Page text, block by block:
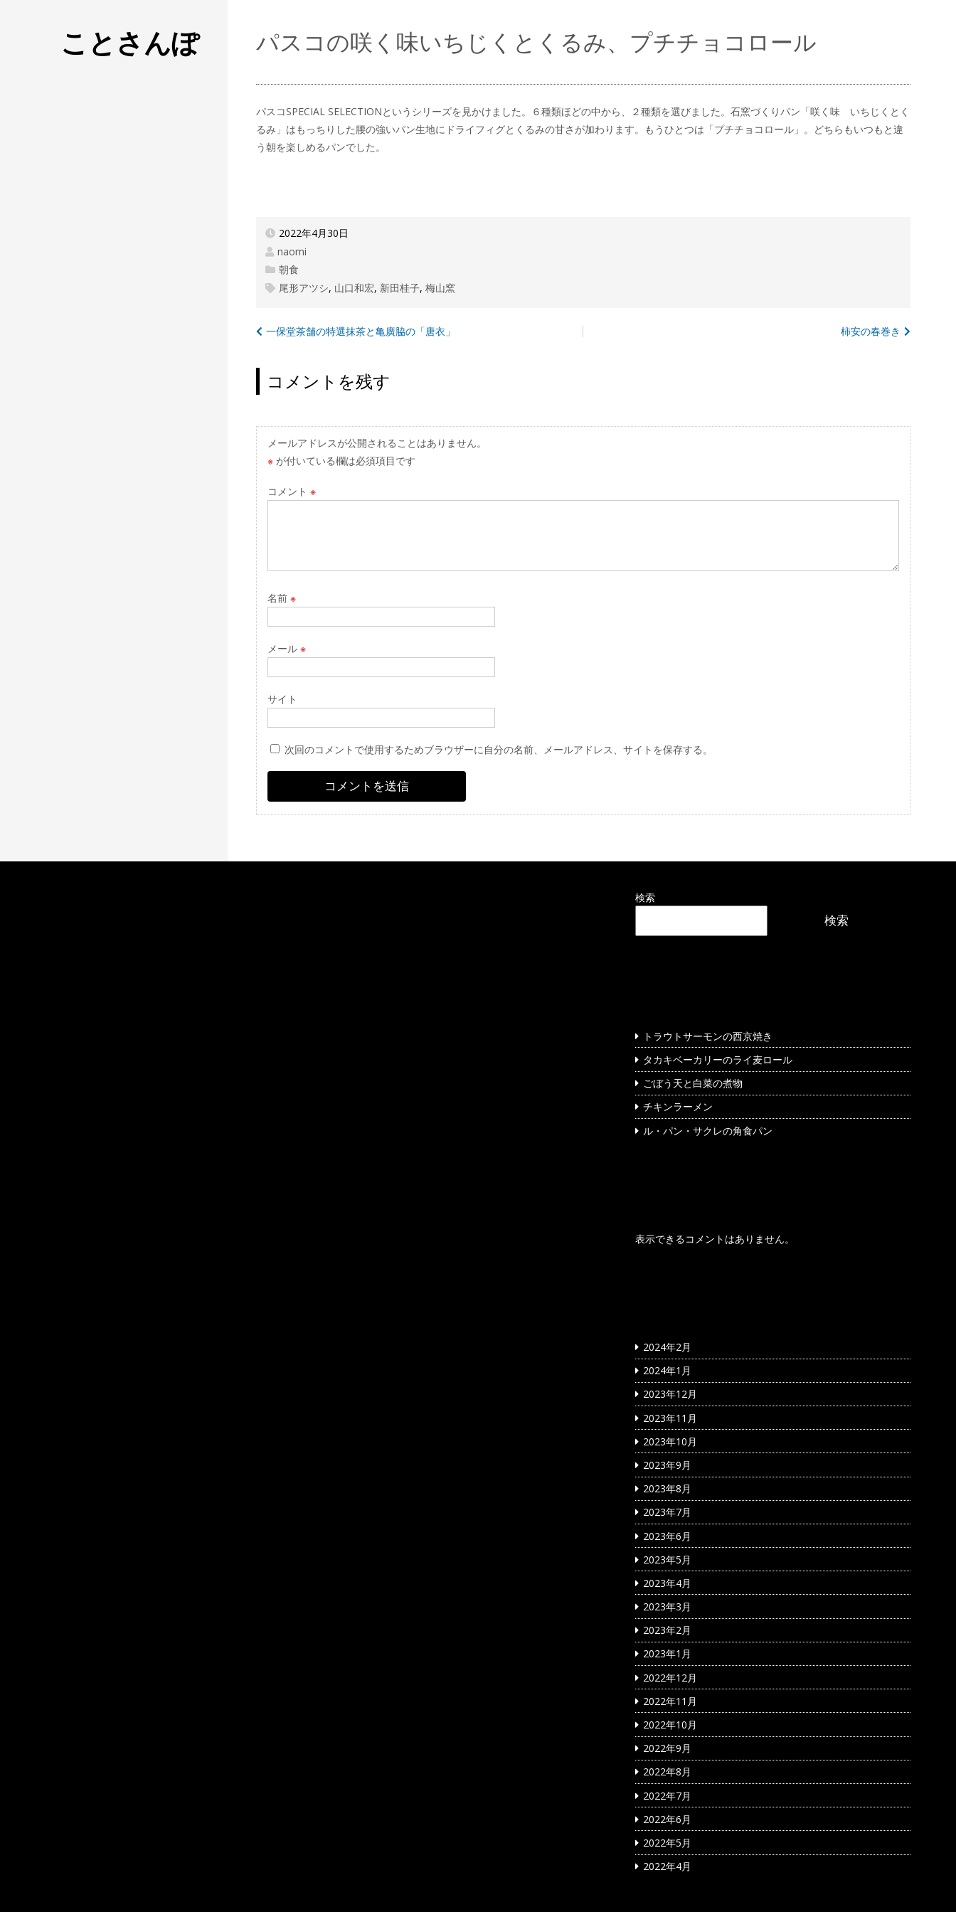
ことさんぽ パスコの咲く味いちじくとくるみ、プチチョコロール
パスコSPECIAL SELECTIONというシリーズを見かけました。６種類ほどの中から、２種類を選びました。石窯づくりパン「咲く味 いちじくとく
るみ」はもっちりした腰の強いパン生地にドライフィグとくるみの甘さが加わります。もうひとつは「プチチョコロール」。どちらもいつもと違
う朝を楽しめるパンでした。
2022年4月30日
naomi
朝食
尾形アツシ, 山口和宏, 新田桂子,梅山窯
投
ナ
ビ
ゲ
ー
シ
ョ
ン
柿安の春巻き
一保堂茶舗の特選抹茶と亀廣脇の「唐衣」
コメントを残す
メールアドレスが公開されることはありません。
※ が付いている欄は必須項目です
コメント ※
名前 ※
メール ※
サイト
次回のコメントで使用するためブラウザーに自分の名前、メールアドレス、サイトを保存する。
検索
検索
トラウトサーモンの西京焼き
タカキベーカリーのライ麦ロール
ごぼう天と白菜の煮物
チキンラーメン
ル・パン・サクレの角食パン
表示できるコメントはありません。
2024年2月
2024年1月
2023年12月
2023年11月
2023年10月
2023年9月
2023年8月
2023年7月
2023年6月
2023年5月
2023年4月
2023年3月
2023年2月
2023年1月
2022年12月
2022年11月
2022年10月
2022年9月
2022年8月
2022年7月
2022年6月
2022年5月
2022年4月